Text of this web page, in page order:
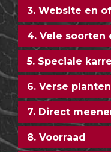
Wij zijn ECHT
aantallen planten en
Daardoor beperken
laag.
2. Uitgebreide
3. Website en
4. Vele soorten